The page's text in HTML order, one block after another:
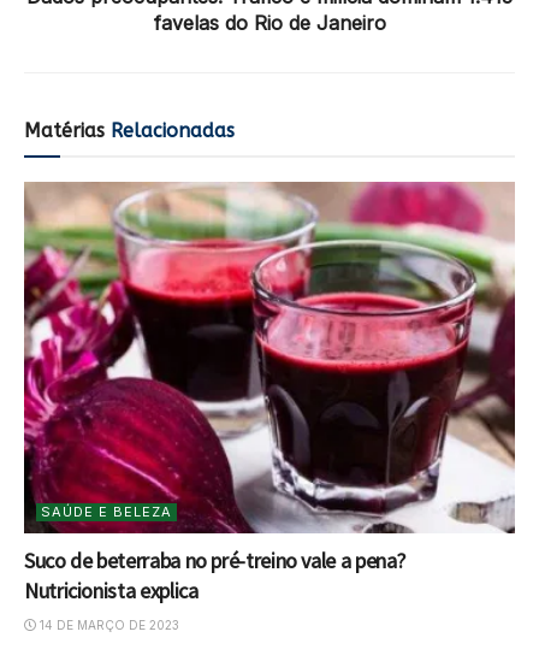
favelas do Rio de Janeiro
Matérias Relacionadas
SAÚDE E BELEZA
Suco de beterraba no pré-treino vale a pena?
Nutricionista explica
14 DE MARÇO DE 2023